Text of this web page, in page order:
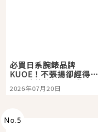
必買日系腕錶品牌
KUOE！不張揚卻經得起
時間洗鍊的經典之作五
選
2026年07月20日
No.5